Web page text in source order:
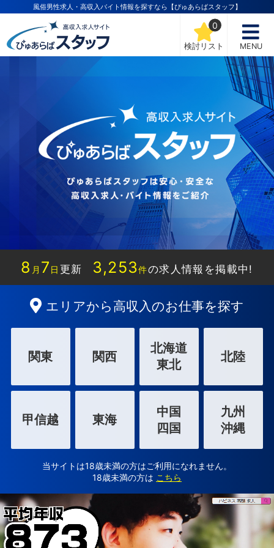
風俗男性求人・高収入バイト情報を探すなら【ぴゅあらばスタッフ】
検討リスト
0
MENU
8 月 7 日 更新 3,253件の求人情報を掲載中!
エリアから高収入のお仕事を探す
関東 関西
北海道
東北
北陸
甲信越 東海
中国
四国
九州
沖縄
当サイトは18歳未満の方はご利用になれません。
18歳未満の方は こちら